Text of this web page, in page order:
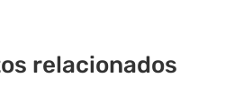
relacionados